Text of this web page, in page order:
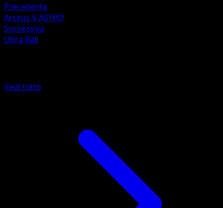
Precedente
Arceus V ASTRO
Successiva
Ultra Ball
Vedi tutto